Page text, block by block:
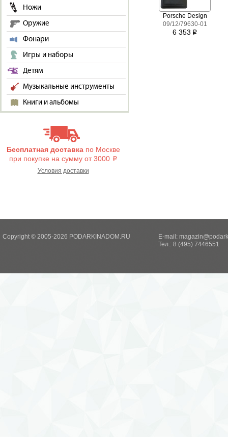
Ножи
Оружие
Фонари
Игры и наборы
Детям
Музыкальные инструменты
Книги и альбомы
Бесплатная доставкапо Москве
при покупке на сумму от 3000 i
Условия доставки
Porsche Design
09/12/79630-01
6 353 i
Copyright © 2005-2026 PODARKINADOM.RU E-mail:
Тел.: 8 (495) 7446551